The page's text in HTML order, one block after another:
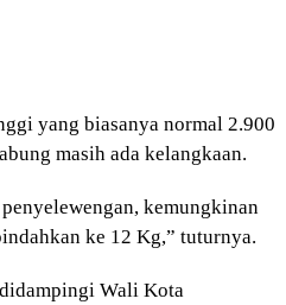
yang biasanya normal 2.900
masih ada kelangkaan.
kemungkinan
ke 12 Kg,” tuturnya.
Wali Kota